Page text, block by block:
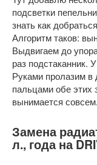
подсветки
знать как добраться
Алгоритм таков:
Выдвигаем до
раз подстаканник.
Руками пролазим
пальцами обе этих
вынимается совсем.
Замена
л., года на